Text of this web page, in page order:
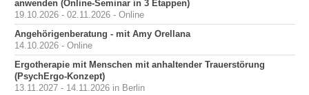
anwenden (Online-Seminar in 3 Etappen)
19.10.2026 - 02.11.2026 - Online
Angehörigenberatung - mit Amy Orellana
14.10.2026 - Online
Ergotherapie mit Menschen mit anhaltender Trauerstörung
(PsychErgo-Konzept)
13.11.2027 - 14.11.2026 in Berlin